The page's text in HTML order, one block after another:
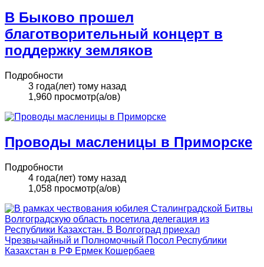
В Быково прошел
благотворительный концерт в
поддержку земляков
Подробности
3 года(лет) тому назад
1,960 просмотр(а/ов)
Проводы масленицы в Приморске
Подробности
4 года(лет) тому назад
1,058 просмотр(а/ов)